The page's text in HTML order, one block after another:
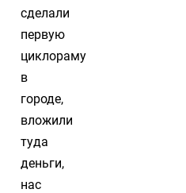
сделали
первую
циклораму
в
городе,
вложили
туда
деньги,
нас